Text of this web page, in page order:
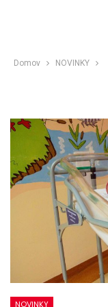
Domov NOVINKY
NOVINKY